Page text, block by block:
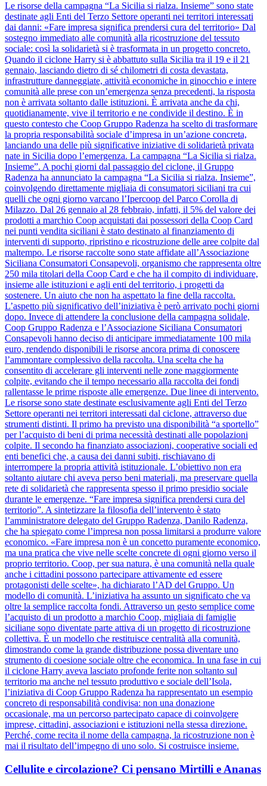
Le risorse della campagna “La Sicilia si rialza. Insieme” sono state
destinate agli Enti del Terzo Settore operanti nei territori interessati
dai danni: «Fare impresa significa prendersi cura del territorio» Dal
sostegno immediato alle comunità alla ricostruzione del tessuto
sociale: così la solidarietà si è trasformata in un progetto concreto.
Quando il ciclone Harry si è abbattuto sulla Sicilia tra il 19 e il 21
gennaio, lasciando dietro di sé chilometri di costa devastata,
infrastrutture danneggiate, attività economiche in ginocchio e intere
comunità alle prese con un’emergenza senza precedenti, la risposta
non è arrivata soltanto dalle istituzioni. È arrivata anche da chi,
quotidianamente, vive il territorio e ne condivide il destino. È in
questo contesto che Coop Gruppo Radenza ha scelto di trasformare
la propria responsabilità sociale d’impresa in un’azione concreta,
lanciando una delle più significative iniziative di solidarietà privata
nate in Sicilia dopo l’emergenza. La campagna “La Sicilia si rialza.
Insieme”. A pochi giorni dal passaggio del ciclone, il Gruppo
Radenza ha annunciato la campagna “La Sicilia si rialza. Insieme”,
coinvolgendo direttamente migliaia di consumatori siciliani tra cui
quelli che ogni giorno varcano l’Ipercoop del Parco Corolla di
Milazzo. Dal 26 gennaio al 28 febbraio, infatti, il 5% del valore dei
prodotti a marchio Coop acquistati dai possessori della Coop Card
nei punti vendita siciliani è stato destinato al finanziamento di
interventi di supporto, ripristino e ricostruzione delle aree colpite dal
maltempo. Le risorse raccolte sono state affidate all’Associazione
Siciliana Consumatori Consapevoli, organismo che rappresenta oltre
250 mila titolari della Coop Card e che ha il compito di individuare,
insieme alle istituzioni e agli enti del territorio, i progetti da
sostenere. Un aiuto che non ha aspettato la fine della raccolta.
L’aspetto più significativo dell’iniziativa è però arrivato pochi giorni
dopo. Invece di attendere la conclusione della campagna solidale,
Coop Gruppo Radenza e l’Associazione Siciliana Consumatori
Consapevoli hanno deciso di anticipare immediatamente 100 mila
euro, rendendo disponibili le risorse ancora prima di conoscere
l’ammontare complessivo della raccolta. Una scelta che ha
consentito di accelerare gli interventi nelle zone maggiormente
colpite, evitando che il tempo necessario alla raccolta dei fondi
rallentasse le prime risposte alle emergenze. Due linee di intervento.
Le risorse sono state destinate esclusivamente agli Enti del Terzo
Settore operanti nei territori interessati dal ciclone, attraverso due
strumenti distinti. Il primo ha previsto una disponibilità “a sportello”
per l’acquisto di beni di prima necessità destinati alle popolazioni
colpite. Il secondo ha finanziato associazioni, cooperative sociali ed
enti benefici che, a causa dei danni subiti, rischiavano di
interrompere la propria attività istituzionale. L’obiettivo non era
soltanto aiutare chi aveva perso beni materiali, ma preservare quella
rete di solidarietà che rappresenta spesso il primo presidio sociale
durante le emergenze. “Fare impresa significa prendersi cura del
territorio”. A sintetizzare la filosofia dell’intervento è stato
l’amministratore delegato del Gruppo Radenza, Danilo Radenza,
che ha spiegato come l’impresa non possa limitarsi a produrre valore
economico. «Fare impresa non è un concetto puramente economico,
ma una pratica che vive nelle scelte concrete di ogni giorno verso il
proprio territorio. Coop, per sua natura, è una comunità nella quale
anche i cittadini possono partecipare attivamente ed essere
protagonisti delle scelte», ha dichiarato l’AD del Gruppo. Un
modello di comunità. L’iniziativa ha assunto un significato che va
oltre la semplice raccolta fondi. Attraverso un gesto semplice come
l’acquisto di un prodotto a marchio Coop, migliaia di famiglie
siciliane sono diventate parte attiva di un progetto di ricostruzione
collettiva. È un modello che restituisce centralità alla comunità,
dimostrando come la grande distribuzione possa diventare uno
strumento di coesione sociale oltre che economica. In una fase in cui
il ciclone Harry aveva lasciato profonde ferite non soltanto sul
territorio ma anche nel tessuto produttivo e sociale dell’Isola,
l’iniziativa di Coop Gruppo Radenza ha rappresentato un esempio
concreto di responsabilità condivisa: non una donazione
occasionale, ma un percorso partecipato capace di coinvolgere
imprese, cittadini, associazioni e istituzioni nella stessa direzione.
Perché, come recita il nome della campagna, la ricostruzione non è
mai il risultato dell’impegno di uno solo. Si costruisce insieme.
Cellulite e circolazione? Ci pensano Mirtilli e Ananas